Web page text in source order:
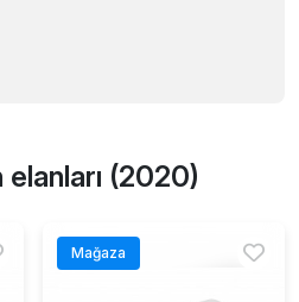
elanları (2020)
Mağaza